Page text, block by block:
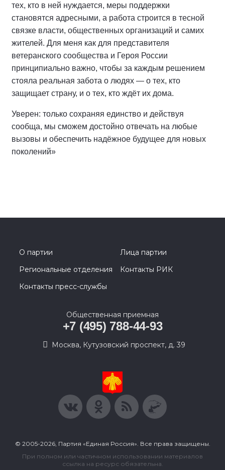
тех, кто в ней нуждается, меры поддержки
становятся адресными, а работа строится в тесной
связке власти, общественных организаций и самих
жителей. Для меня как для представителя
ветеранского сообщества и Героя России
принципиально важно, чтобы за каждым решением
стояла реальная забота о людях — о тех, кто
защищает страну, и о тех, кто ждёт их дома.
Уверен: только сохраняя единство и действуя
сообща, мы сможем достойно отвечать на любые
вызовы и обеспечить надёжное будущее для новых
поколений»
О партии
Лица партии
Региональные отделения
Контакты РИК
Контакты пресс-службы
Общественная приемная
+7 (495) 788-44-93
Москва, Кутузовский проспект, д. 39
© 2005-2026, Партия «Единая Россия». Все права защищены.
При полном или частичном использовании материалов
ссылка на ресурс обязательна.